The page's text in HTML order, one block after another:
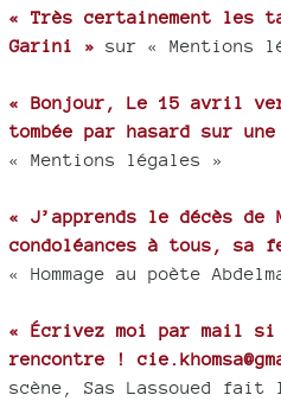
« Très certainement les
Garini » sur « Mentions
« Bonjour, Le 15 avril
tombée par hasard sur
« Mentions légales »
« J’apprends le décès de
condoléances à tous, sa
« Hommage au poète
« Écrivez moi par mail si
rencontre !
scène, Sas Lassoued fait